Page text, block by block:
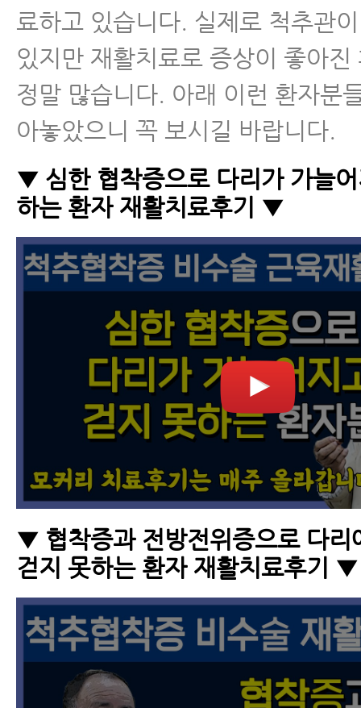
료하고 있습니다. 실제로 척추관
있지만 재활치료로 증상이 좋아진
정말 많습니다. 아래 이런 환자분
아놓았으니 꼭 보시길 바랍니다.
▼ 심한 협착증으로 다리가 가늘
하는 환자 재활치료후기 ▼
▼ 협착증과 전방전위증으로 다리
걷지 못하는 환자 재활치료후기 ▼